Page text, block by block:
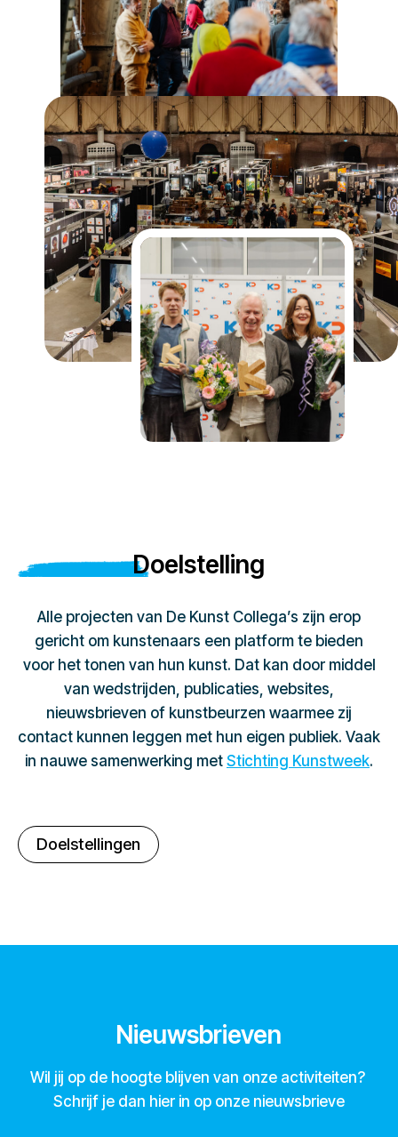
Doelstelling
Alle projecten van De Kunst Collega’s zijn erop
gericht om kunstenaars een platform te bieden
voor het tonen van hun kunst. Dat kan door middel
van wedstrijden, publicaties, websites,
nieuwsbrieven of kunstbeurzen waarmee zij
contact kunnen leggen met hun eigen publiek. Vaak
in nauwe samenwerking met Stichting Kunstweek.
Doelstellingen
Nieuwsbrieven
Wil jij op de hoogte blijven van onze activiteiten?
Schrijf je dan hier in op onze nieuwsbrieve